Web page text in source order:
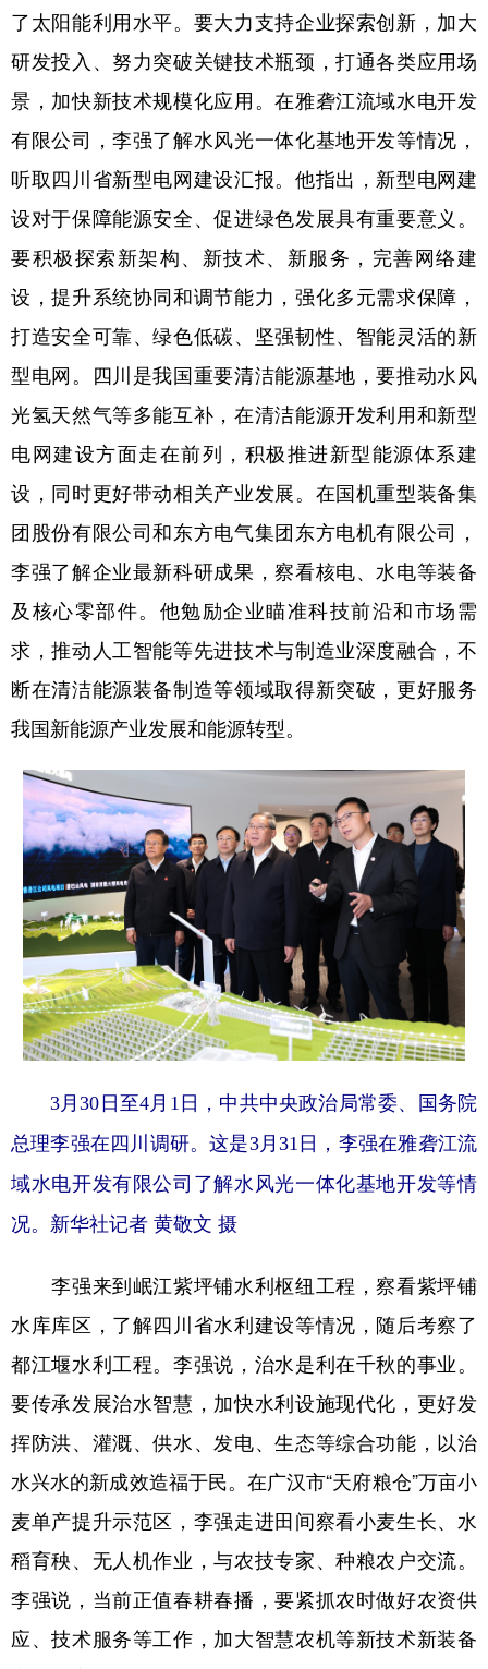
English Español Français عربى
了太阳能利用水平。要大力支持企业探索创新，加大
研发投入、努力突破关键技术瓶颈，打通各类应用场
景，加快新技术规模化应用。在雅砻江流域水电开发
有限公司，李强了解水风光一体化基地开发等情况，
听取四川省新型电网建设汇报。他指出，新型电网建
设对于保障能源安全、促进绿色发展具有重要意义。
要积极探索新架构、新技术、新服务，完善网络建
设，提升系统协同和调节能力，强化多元需求保障，
打造安全可靠、绿色低碳、坚强韧性、智能灵活的新
型电网。四川是我国重要清洁能源基地，要推动水风
光氢天然气等多能互补，在清洁能源开发利用和新型
电网建设方面走在前列，积极推进新型能源体系建
设，同时更好带动相关产业发展。在国机重型装备集
团股份有限公司和东方电气集团东方电机有限公司，
李强了解企业最新科研成果，察看核电、水电等装备
及核心零部件。他勉励企业瞄准科技前沿和市场需
求，推动人工智能等先进技术与制造业深度融合，不
断在清洁能源装备制造等领域取得新突破，更好服务
我国新能源产业发展和能源转型。
3月30日至4月1日，中共中央政治局常委、国务院
总理李强在四川调研。这是3月31日，李强在雅砻江流
域水电开发有限公司了解水风光一体化基地开发等情
况。新华社记者 黄敬文 摄
李强来到岷江紫坪铺水利枢纽工程，察看紫坪铺
水库库区，了解四川省水利建设等情况，随后考察了
都江堰水利工程。李强说，治水是利在千秋的事业。
要传承发展治水智慧，加快水利设施现代化，更好发
挥防洪、灌溉、供水、发电、生态等综合功能，以治
水兴水的新成效造福于民。在广汉市“天府粮仓”万亩小
麦单产提升示范区，李强走进田间察看小麦生长、水
稻育秧、无人机作业，与农技专家、种粮农户交流。
李强说，当前正值春耕春播，要紧抓农时做好农资供
应、技术服务等工作，加大智慧农机等新技术新装备